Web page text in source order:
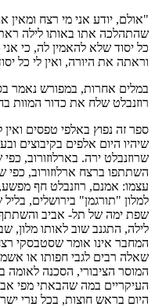
"אולם, יודע אני מי רצח ומאין
שהתהלכה אתו באותו לילה
כל יסוד שלא להאמין לה, כי
וראתה את היורה, ואין לי כל
במלים אחרות, במפורש נאמר
רוזנבלט שלח את כדור המוות
ספר זה נפוץ באלפי טפסים ואין
שיהיו היום אלפים בקיבוצים
שרוזנבלט ירה. בארלוזורוב,
השתתפו ברצח ארלוזורוב, כפי
עצמו: אמנם, רוזנבלט חף
שפת ימה של תל- אביב והשתתף
המחבר אינו אומר שסטבסקי
שאלה רבים לגבי חפותו או
המוסר הציבורי, הסכנה לאומה
העיקריים במה שהבאתי מפי
היום בראש חוצות, בכל ערי